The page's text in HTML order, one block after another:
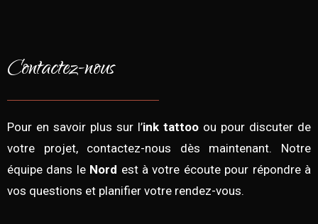
Contactez-nous
Pour en savoir plus sur l’ink tattoo ou pour discuter de
votre projet, contactez-nous dès maintenant. Notre
équipe dans le Nord est à votre écoute pour répondre à
vos questions et planifier votre rendez-vous.